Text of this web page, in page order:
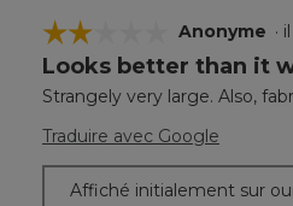
☆☆☆☆☆
☆☆☆☆☆
2
sur
5.
Anonyme ·
Looks better than it
Strangely very large. Also,
Traduire avec Google
Affiché initialement sur